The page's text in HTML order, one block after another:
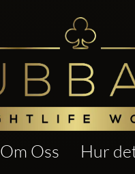
Om Oss Hur